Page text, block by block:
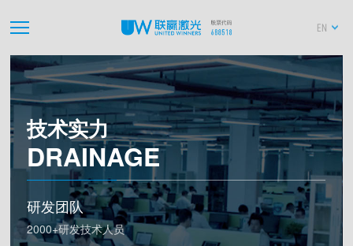
EN
技术实力
DRAINAGE
研发团队
2000+研发技术人员